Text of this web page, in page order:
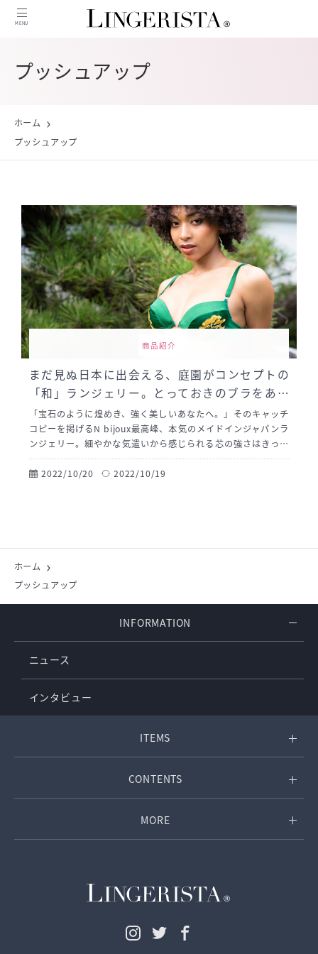
MENU
インタビュー
特集
ピックアップ記事
人気記事
プッシュアップ
ホーム
プッシュアップ
商品紹介
まだ見ぬ日本に出会える、庭園がコンセプトの
「和」ランジェリー。とっておきのブラをあな
たへ。
「宝石のように煌めき、強く美しいあなたへ。」そのキャッチ
コピーを掲げるN bijoux最高峰、本気のメイドインジャパンラ
ンジェリー。細やかな気遣いから感じられる芯の強さはきっと
あなたの心にも共鳴するはず。
2022/10/20
2022/10/19
ホーム
プッシュアップ
INFORMATION
ニュース
インタビュー
ITEMS
CONTENTS
MORE